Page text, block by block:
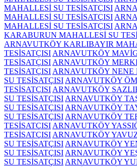
MAHALLESİ SU TESİSATÇISI
MAHALLESİ SU TESİSATÇISI
MAHALLESİ SU TESİSATÇISI
KARABURUN MAHALLESİ SU
ARNAVUTKÖY KARLIBAYIR
TESİSATÇISI ARNAVUTKÖY
TESİSATÇISI ARNAVUTKÖY
TESİSATÇISI ARNAVUTKÖY
SU TESİSATÇISI ARNAVUTKÖY
TESİSATÇISI ARNAVUTKÖY
SU TESİSATÇISI ARNAVUTKÖY
SU TESİSATÇISI ARNAVUTKÖY
SU TESİSATÇISI ARNAVUTKÖY
TESİSATÇISI ARNAVUTKÖY
TESİSATÇISI ARNAVUTKÖY
SU TESİSATÇISI ARNAVUTKÖY
SU TESİSATÇISI ARNAVUTKÖY
SU TESİSATÇISI ARNAVUTKÖY